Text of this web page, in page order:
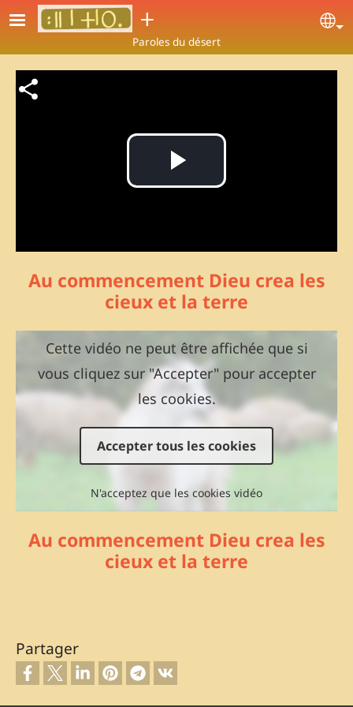
Aller au contenu principal
ⵜ
Paroles du désert
Fichier vidéo
Lire
vidéo
Au commencement Dieu crea les
cieux et la terre
Cette vidéo ne peut être affichée que si
vous cliquez sur "Accepter" pour accepter
les cookies.
Accepter tous les cookies
N'acceptez que les cookies vidéo
Au commencement Dieu crea les
cieux et la terre
Partager